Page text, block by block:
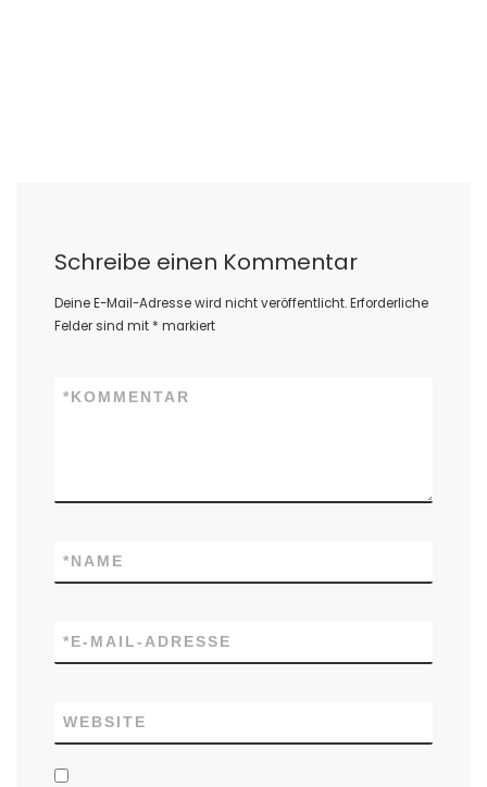
Schreibe einen Kommentar
Deine E-Mail-Adresse wird nicht veröffentlicht.Erforderliche
Felder sind mit * markiert
KOMMENTAR
*
NAME
*
E-MAIL-ADRESSE
*
WEBSITE